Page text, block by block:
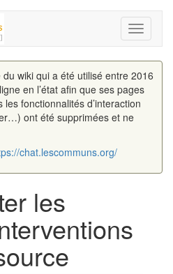
Toggle
wiki qui a été utilisé entre 2016
en l’état afin que ses pages
fonctionnalités d’interaction
ont été supprimées et ne
chat.lescommuns.org/
les